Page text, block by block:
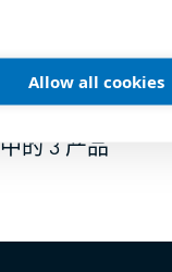
Allow all cookies
中的 3 产品